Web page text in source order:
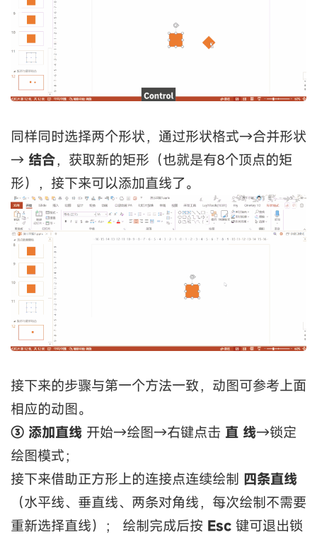
同样同时选择两个形状，通过形状格式→合并形状
→ 结合，获取新的矩形（也就是有8个顶点的矩
形），接下来可以添加直线了。
接下来的步骤与第一个方法一致，动图可参考上面
相应的动图。
③ 添加直线 开始→绘图→右键点击 直 线→锁定
绘图模式；
接下来借助正方形上的连接点连续绘制 四条直线
（水平线、垂直线、两条对角线，每次绘制不需要
重新选择直线）； 绘制完成后按 Esc 键可退出锁